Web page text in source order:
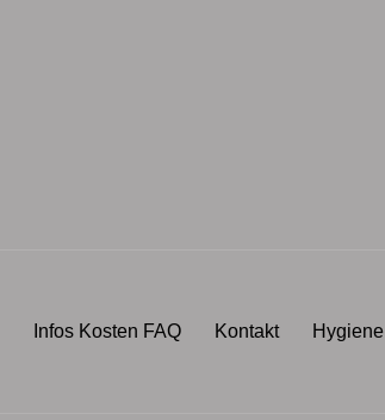
Infos Kosten FAQ Kontakt Hygiene